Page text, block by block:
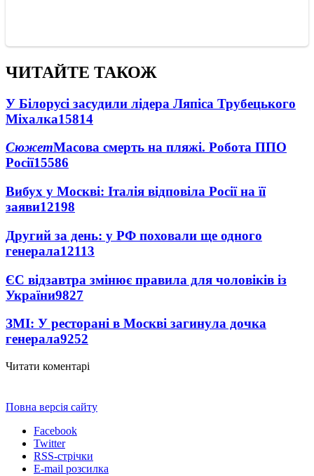
ЧИТАЙТЕ ТАКОЖ
У Білорусі засудили лідера Ляпіса Трубецького
Міхалка15814
СюжетМасова смерть на пляжі. Робота ППО
Росії15586
Вибух у Москві: Італія відповіла Росії на її
заяви12198
Другий за день: у РФ поховали ще одного
генерала12113
ЄС відзавтра змінює правила для чоловіків із
України9827
ЗМІ: У ресторані в Москві загинула дочка
генерала9252
Читати коментарі
Повна версія сайту
Facebook
Twitter
RSS-стрічки
E-mail розсилка